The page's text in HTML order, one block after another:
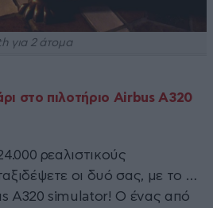
για 2 άτομα
στο πιλοτήριο Airbus A320
ρεαλιστικούς
οι δυό σας, με το …
A320 simulator! Ο ένας από